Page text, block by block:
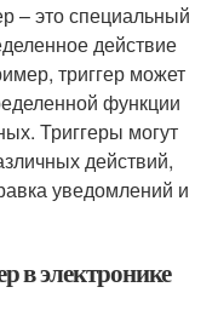
– это специальный
действие
триггер может
функции
Триггеры могут
действий,
уведомлений и
в электронике